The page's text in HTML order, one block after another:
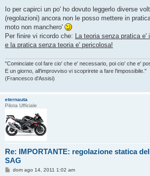
Io per capirci un po' ho dovuto leggerlo diverse
(regolazioni) ancora non le posso mettere in
moto non manchero'
Per finire vi ricordo che: La teoria senza pratica e'
e la pratica senza teoria e' pericolosa!
"Cominciate col fare cio' che e' necessario, poi cio' che e'
E un giorno, all'improvviso vi scoprirete a fare l'impossibile."
(Francesco d'Assisi)
eternauta
Pilota Ufficiale
Re: IMPORTANTE: regolazione statica
SAG
Mdom ago 14, 2011 1:02 am